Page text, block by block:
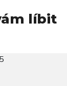
líbit